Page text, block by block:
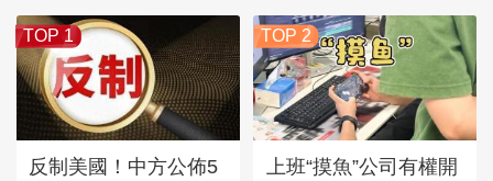
TOP 1
反制美國！中方公佈5
TOP 2
上班“摸魚”公司有權開